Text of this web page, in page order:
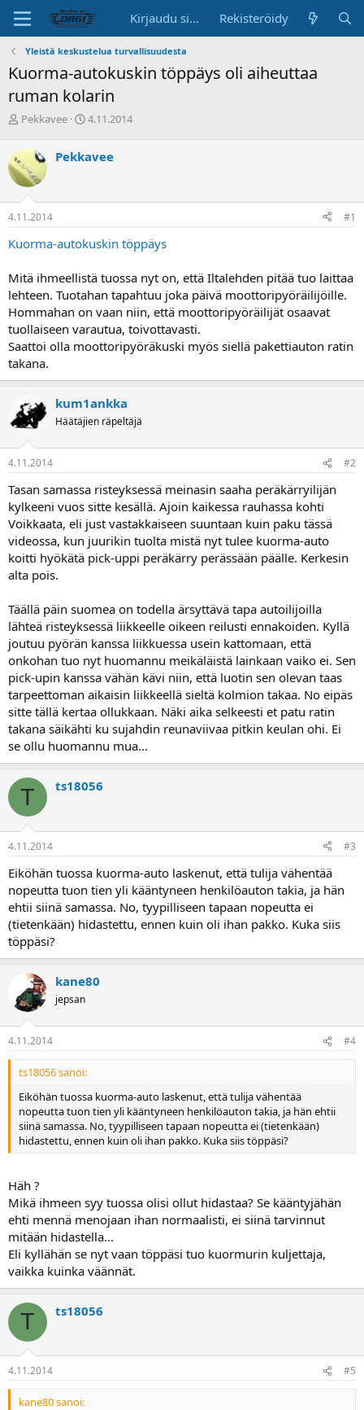
Kirjaudu sisään Rekisteröidy
Yleistä keskustelua turvallisuudesta
Kuorma-autokuskin töppäys oli aiheuttaa
ruman kolarin
K
s
k
u
s
t
e
u
a
l
o
t
t
a
j
Pekkavee
A
i
s
i
ä
4.11.2014
Pekkavee
4.11.2014 #1
Kuorma-autokuskin töppäys
Mitä ihmeellistä tuossa nyt on, että Iltalehden pitää tuo laittaa
lehteen. Tuotahan tapahtuu joka päivä moottoripyöräilijöille.
Hommahan on vaan niin, että moottoripyöräilijät osaavat
tuollaiseen varautua, toivottavasti.
Saattoi olla moottoripyöräkuski myös siellä pakettiauton ratin
takana.
kum1ankka
Häätäjien räpeltäjä
4.11.2014 #2
Tasan samassa risteyksessä meinasin saaha peräkärryilijän
kylkeeni vuos sitte kesällä. Ajoin kaikessa rauhassa kohti
Voikkaata, eli just vastakkaiseen suuntaan kuin paku tässä
videossa, kun juurikin tuolta mistä nyt tulee kuorma-auto
koitti hyökätä pick-uppi peräkärry perässään päälle. Kerkesin
alta pois.
Täällä päin suomea on todella ärsyttävä tapa autoilijoilla
lähteä risteyksessä liikkeelle oikeen reilusti ennakoiden. Kyllä
joutuu pyörän kanssa liikkuessa usein kattomaan, että
onkohan tuo nyt huomannu meikäläistä lainkaan vaiko ei. Sen
pick-upin kanssa vähän kävi niin, että luotin sen olevan taas
tarpeettoman aikaisin liikkeellä sieltä kolmion takaa. No eipäs
sitte tällä kertaa ollukkaan. Näki aika selkeesti et patu ratin
takana säikähti ku sujahdin reunaviivaa pitkin keulan ohi. Ei
se ollu huomannu mua...
T ts18056
4.11.2014 #3
Eiköhän tuossa kuorma-auto laskenut, että tulija vähentää
nopeutta tuon tien yli kääntyneen henkilöauton takia, ja hän
ehtii siinä samassa. No, tyypilliseen tapaan nopeutta ei
(tietenkään) hidastettu, ennen kuin oli ihan pakko. Kuka siis
töppäsi?
kane80
jepsan
4.11.2014 #4
ts18056 sanoi:
Eiköhän tuossa kuorma-auto laskenut, että tulija vähentää
nopeutta tuon tien yli kääntyneen henkilöauton takia, ja hän ehtii
siinä samassa. No, tyypilliseen tapaan nopeutta ei (tietenkään)
hidastettu, ennen kuin oli ihan pakko. Kuka siis töppäsi?
Häh ?
Mikä ihmeen syy tuossa olisi ollut hidastaa? Se kääntyjähän
ehti mennä menojaan ihan normaalisti, ei siinä tarvinnut
mitään hidastella...
Eli kyllähän se nyt vaan töppäsi tuo kuormurin kuljettaja,
vaikka kuinka väännät.
T ts18056
4.11.2014 #5
kane80 sanoi: